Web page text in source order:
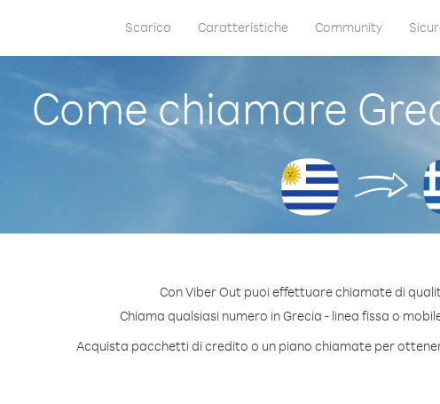
Scarica Caratteristiche Community
Come chiamare
Con Viber Out puoi effettuare chiamate di
Chiama qualsiasi numero in Grecia - linea fissa o
Acquista pacchetti di credito o un piano chiamate per